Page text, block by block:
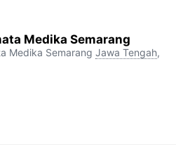
Medika Semarang
Medika Semarang Jawa Tengah,